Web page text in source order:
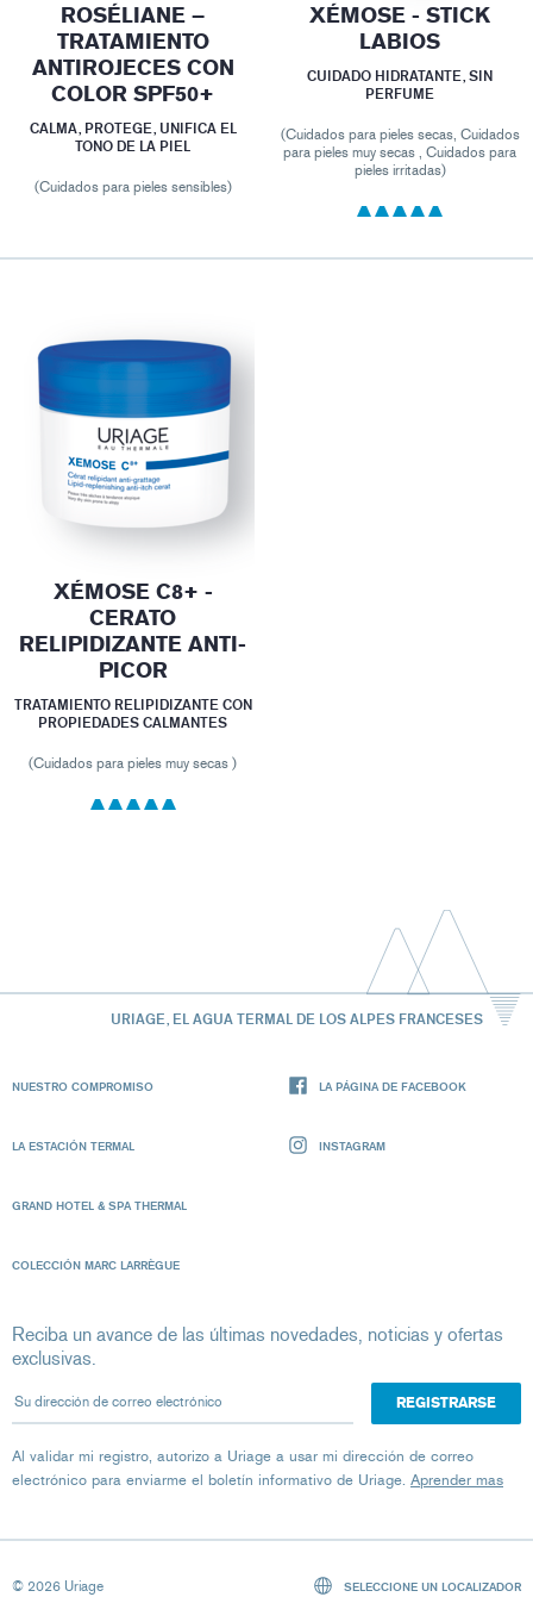
ROSÉLIANE –
TRATAMIENTO
ANTIROJECES CON
COLOR SPF50+
CALMA, PROTEGE, UNIFICA EL
TONO DE LA PIEL
(Cuidados para pieles sensibles)
XÉMOSE - STICK
LABIOS
CUIDADO HIDRATANTE, SIN
PERFUME
(Cuidados para pieles secas, Cuidados
para pieles muy secas , Cuidados para
pieles irritadas)
XÉMOSE C8+ -
CERATO
RELIPIDIZANTE ANTI-
PICOR
TRATAMIENTO RELIPIDIZANTE CON
PROPIEDADES CALMANTES
(Cuidados para pieles muy secas )
URIAGE, EL AGUA TERMAL DE LOS ALPES FRANCESES
NUESTRO COMPROMISO
LA ESTACIÓN TERMAL
GRAND HOTEL & SPA THERMAL
COLECCIÓN MARC LARRÈGUE
LA PÁGINA DE FACEBOOK
INSTAGRAM
Reciba un avance de las últimas novedades, noticias y ofertas
exclusivas.
Su dirección de correo electrónico
Al validar mi registro, autorizo ​​a Uriage a usar mi dirección de correo
electrónico para enviarme el boletín informativo de Uriage. Aprender mas
© 2026 Uriage SELECCIONE UN LOCALIZADOR